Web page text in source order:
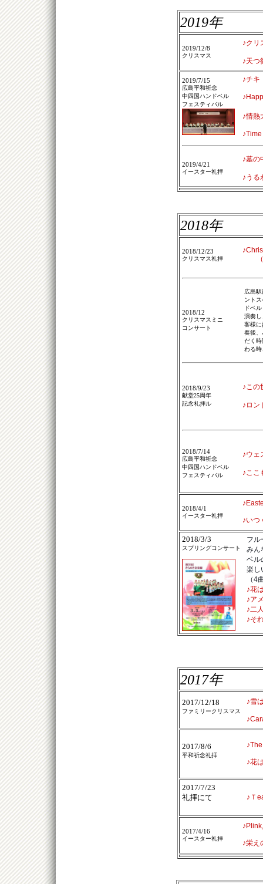
2019年
2019/12/8
クリスマス
♪クリ
♪天つ
2019/7/15
広島平和祈念
中四国ハンドベル
フェスティバル
♪チキ
♪情熱
2019/4/21
イースター礼拝
♪墓の
♪うる
2018年
2018/12/23
クリスマス礼拝
（
2018/12
クリスマスミニ
コンサート
広島
ント
ドベ
演奏し
客様に
奏後、
だく時
わる時
2018/9/23
献堂25周年
記念礼拝ル
♪この
♪ロン
2018/7/14
広島平和祈念
中四国ハンドベル
フェスティバル
♪ウェ
♪ここ
2018/4/1
イースター礼拝
♪いつ
2018/3/3
スプリングコンサート
フル
みん
ベル
楽し
（4
♪花
♪ア
♪二
♪そ
2017年
2017/12/18
ファミリークリスマス
♪雪
2017/8/6
平和祈念礼拝
♪花
2017/7/23
礼拝にて
♪ Ｔ
2017/4/16
イースター礼拝
♪
♪栄え